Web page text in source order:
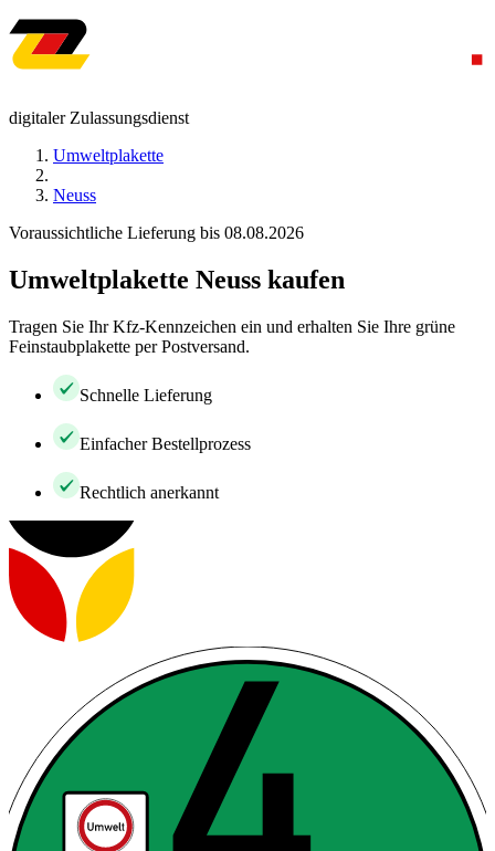
digitaler Zulassungsdienst
Umweltplakette
Neuss
Voraussichtliche Lieferung bis 08.08.2026
Umweltplakette Neuss kaufen
Tragen Sie Ihr Kfz-Kennzeichen ein und erhalten Sie Ihre grüne
Feinstaubplakette per Postversand.
Schnelle Lieferung
Einfacher Bestellprozess
Rechtlich anerkannt